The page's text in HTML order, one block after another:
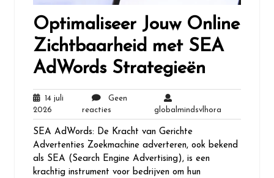
Optimaliseer Jouw Online
Zichtbaarheid met SEA
AdWords Strategieën
14 juli
2026
juli
2026
Geen
reactiesGeen
reacties
globalmindsvlhora
SEA AdWords: De Kracht van Gerichte
Advertenties Zoekmachine adverteren, ook bekend
als SEA (Search Engine Advertising), is een
krachtig instrument voor bedrijven om hun